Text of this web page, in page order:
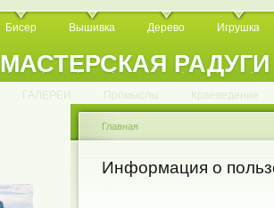
МАСТЕРСКАЯ РАДУГИ
Бисер Вышивка Дерево Игрушка
. . . . . . . .
ГАЛЕРЕИ Промыслы Краеведение
Главная
Информация о